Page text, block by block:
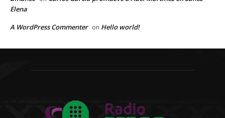
Elena
A WordPress Commenter on Hello world!